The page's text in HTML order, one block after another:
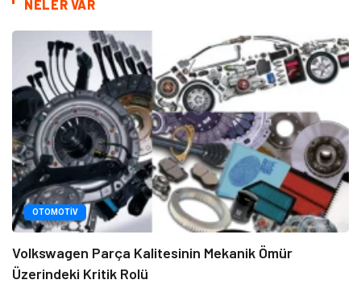
NELER VAR
OTOMOTIV
Volkswagen Parça Kalitesinin Mekanik Ömür
Üzerindeki Kritik Rolü